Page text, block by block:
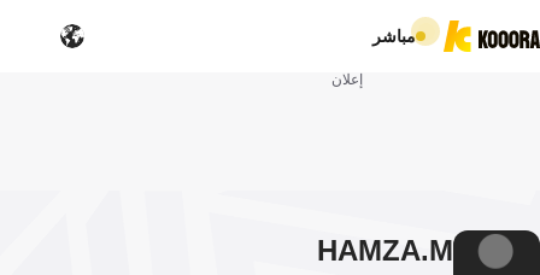
مباشر
إعلان
M.
HAMZA